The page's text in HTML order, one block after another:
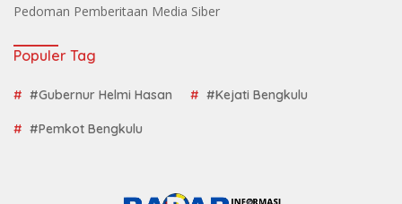
Pedoman Pemberitaan Media Siber
Populer Tag
#Gubernur Helmi Hasan #Kejati Bengkulu
#Pemkot Bengkulu